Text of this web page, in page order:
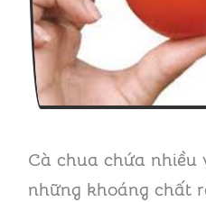
Cà chua chứa nhiều
những khoáng chất